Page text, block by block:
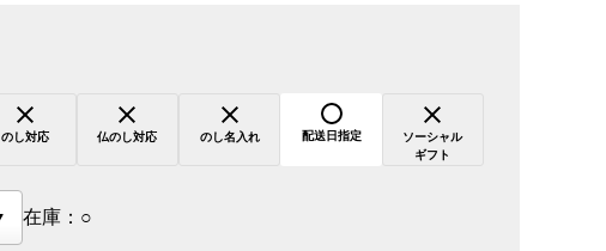
のし対応 仏のし対応 のし名入れ 配送日指定
ソーシャル
ギフト
在庫： ○